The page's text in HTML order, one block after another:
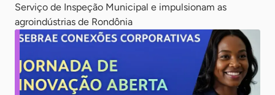
Serviço de Inspeção Municipal e impulsionam as
agroindústrias de Rondônia